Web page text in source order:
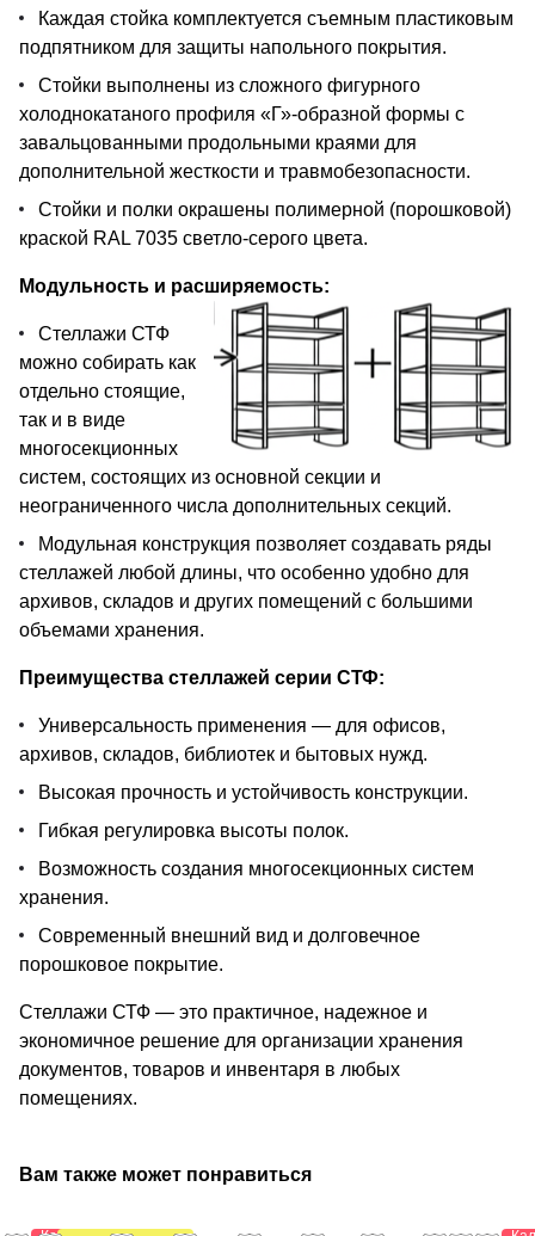
Каждая стойка комплектуется съемным пластиковым
подпятником для защиты напольного покрытия.
Стойки выполнены из сложного фигурного
холоднокатаного профиля «Г»-образной формы с
завальцованными продольными краями для
дополнительной жесткости и травмобезопасности.
Стойки и полки окрашены полимерной (порошковой)
краской RAL 7035 светло-серого цвета.
Модульность и расширяемость:
Стеллажи СТФ
можно собирать как
отдельно стоящие,
так и в виде
многосекционных
систем, состоящих из основной секции и
неограниченного числа дополнительных секций.
Модульная конструкция позволяет создавать ряды
стеллажей любой длины, что особенно удобно для
архивов, складов и других помещений с большими
объемами хранения.
Преимущества стеллажей серии СТФ:
Универсальность применения — для офисов,
архивов, складов, библиотек и бытовых нужд.
Высокая прочность и устойчивость конструкции.
Гибкая регулировка высоты полок.
Возможность создания многосекционных систем
хранения.
Современный внешний вид и долговечное
порошковое покрытие.
Стеллажи СТФ — это практичное, надежное и
экономичное решение для организации хранения
документов, товаров и инвентаря в любых
помещениях.
Вам также может понравиться